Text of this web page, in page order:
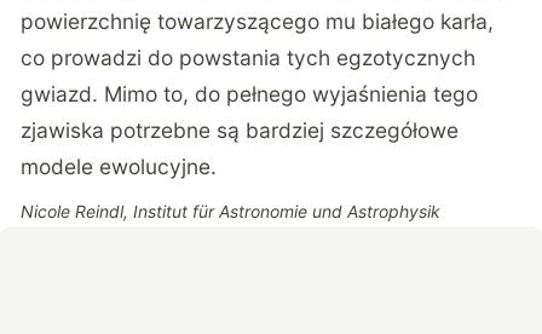
powierzchnię towarzyszącego mu białego karła,
co prowadzi do powstania tych egzotycznych
gwiazd. Mimo to, do pełnego wyjaśnienia tego
zjawiska potrzebne są bardziej szczegółowe
modele ewolucyjne.
Nicole Reindl, Institut für Astronomie und Astrophysik